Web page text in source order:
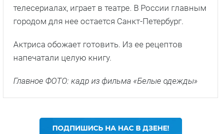
телесериалах, играет в театре. В России главным
городом для нее остается Санкт-Петербург.
Актриса обожает готовить. Из ее рецептов
напечатали целую книгу.
Главное ФОТО: кадр из фильма «Белые одежды»
ПОДПИШИСЬ НА НАС В ДЗЕНЕ!